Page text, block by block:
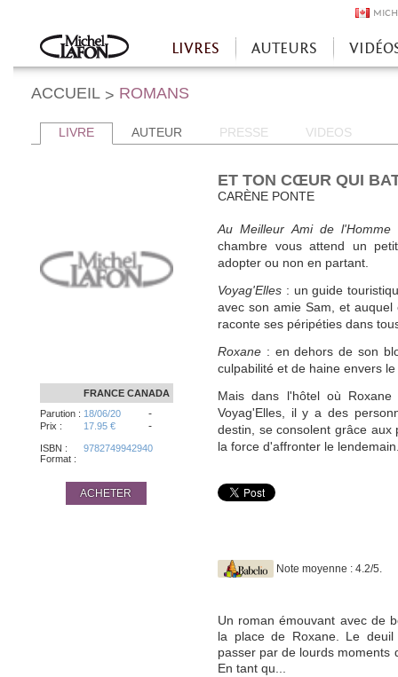
Accueil
LIVRES AUTEURS
ACCUEIL > ROMANS
LIVRE AUTEUR PRESSE VIDEOS
FRANCE CANADA
Parution : 18/06/20 -
Prix : 17.95 € -
ISBN :
9782749942940
Format :
ACHETER
ET TON CŒUR QUI
CARÈNE PONTE
Au Meilleur Ami de l'Homme
chambre vous attend un
adopter ou non en partant.
Voyag'Elles : un guide
avec son amie Sam, et
raconte ses péripéties dans
Roxane : en dehors de son
culpabilité et de haine envers
Mais dans l'hôtel où
Voyag'Elles, il y a des
destin, se consolent grâce
la force d'affronter le
Note moyenne : 4.2/5.
Un roman émouvant avec de
la place de Roxane. Le
passer par de lourds moments
En tant qu...